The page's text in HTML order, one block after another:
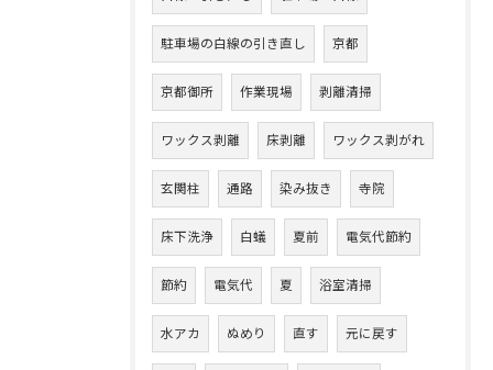
駐車場の白線の引き直し 京都
京都御所 作業現場 剥離清掃
ワックス剥離 床剥離 ワックス剥がれ
玄関柱 通路 染み抜き 寺院
床下洗浄 白蟻 夏前 電気代節約
節約 電気代 夏 浴室清掃
水アカ ぬめり 直す 元に戻す